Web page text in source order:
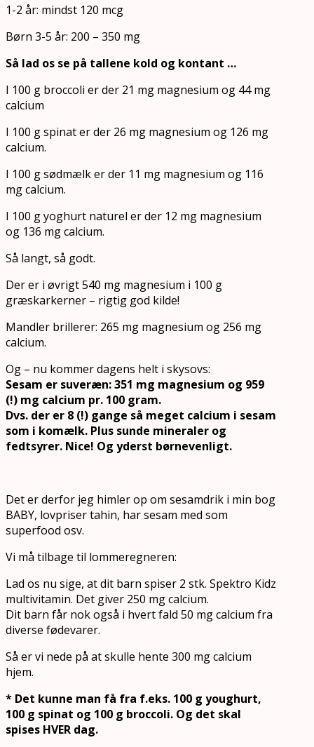
1-2 år: mindst 120 mcg
Børn 3-5 år: 200 – 350 mg
Så lad os se på tallene kold og kontant …
I 100 g broccoli er der 21 mg magnesium og 44 mg
calcium
I 100 g spinat er der 26 mg magnesium og 126 mg
calcium.
I 100 g sødmælk er der 11 mg magnesium og 116
mg calcium.
I 100 g yoghurt naturel er der 12 mg magnesium
og 136 mg calcium.
Så langt, så godt.
Der er i øvrigt 540 mg magnesium i 100 g
græskarkerner – rigtig god kilde!
Mandler brillerer: 265 mg magnesium og 256 mg
calcium.
Og – nu kommer dagens helt i skysovs:
Sesam er suveræn: 351 mg magnesium og 959
(!) mg calcium pr. 100 gram.
Dvs. der er 8 (!) gange så meget calcium i sesam
som i komælk. Plus sunde mineraler og
fedtsyrer. Nice! Og yderst børnevenligt.
Det er derfor jeg himler op om sesamdrik i min bog
BABY, lovpriser tahin, har sesam med som
superfood osv.
Vi må tilbage til lommeregneren:
Lad os nu sige, at dit barn spiser 2 stk. Spektro Kidz
multivitamin. Det giver 250 mg calcium.
Dit barn får nok også i hvert fald 50 mg calcium fra
diverse fødevarer.
Så er vi nede på at skulle hente 300 mg calcium
hjem.
* Det kunne man få fra f.eks. 100 g youghurt,
100 g spinat og 100 g broccoli. Og det skal
spises HVER dag.